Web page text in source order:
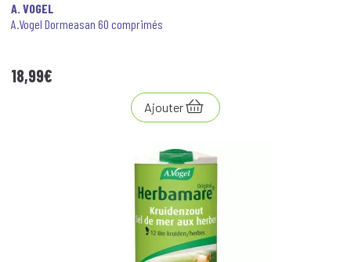
A. VOGEL
A.Vogel Dormeasan 60 comprimés
18,99€
Ajouter